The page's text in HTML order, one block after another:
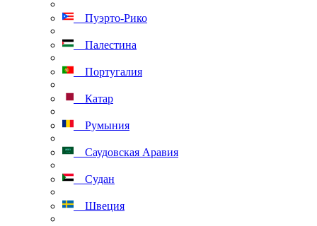
Пуэрто-Рико
Палестина
Португалия
Катар
Румыния
Саудовская Аравия
Судан
Швеция